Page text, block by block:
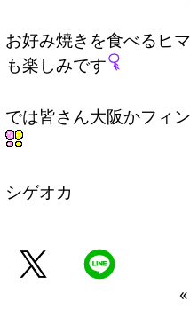
お好み焼きを食べるヒ
も楽しみです
では皆さん大阪かフィ
シゲオカ
«